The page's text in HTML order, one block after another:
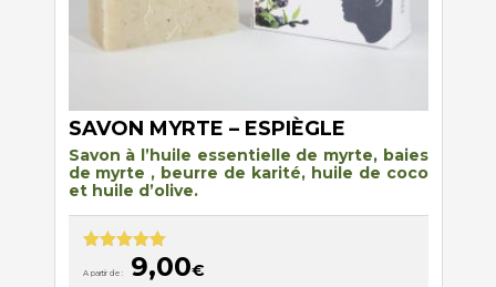
SAVON MYRTE – ESPIÈGLE
Savon à l’huile essentielle de myrte, baies
de myrte , beurre de karité, huile de coco
et huile d’olive.
5.00
sur 5
A partir de : 9,00€